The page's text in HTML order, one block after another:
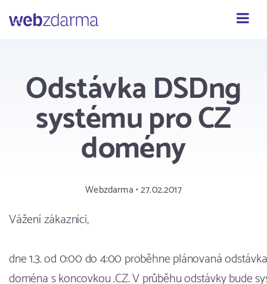
Odstávka DSDng
systému pro CZ
domény
Webzdarma • 27.02.2017
Vážení zákazníci,
dne 1.3. od 0:00 do 4:00 proběhne plánovaná
doména s koncovkou .CZ. V průběhu odstávky bude